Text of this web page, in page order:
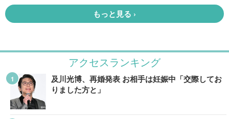
アクセスランキング
及川光博、再婚発表 お相手は妊娠中「交際してお
りました方と」